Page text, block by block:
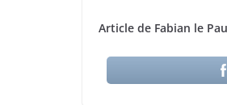
Article de Fabian le